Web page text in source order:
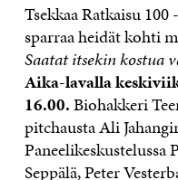
Tsekkaa Ratkaisu
sparraa heidät kohti
Saatat itsekin kostua
Aika-lavalla
16.00.Biohakkeri
pitchausta Ali
Paneelikeskustelussa
Seppälä, Peter